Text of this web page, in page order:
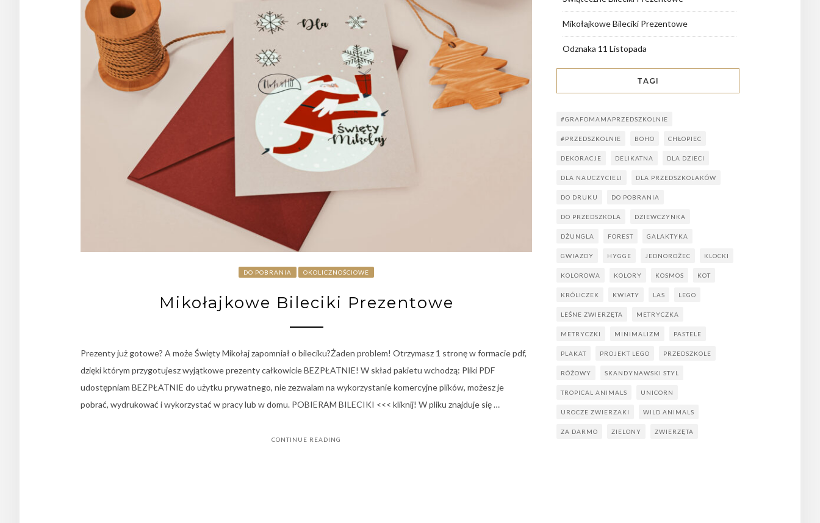
DO POBRANIA OKOLICZNOŚCIOWE
Mikołajkowe Bileciki Prezentowe
Prezenty już gotowe? A może Święty Mikołaj zapomniał o bileciku?Żaden problem! Otrzymasz 1 stronę w formacie pdf,
dzięki którym przygotujesz wyjątkowe prezenty całkowicie BEZPŁATNIE! W skład pakietu wchodzą: Pliki PDF
udostępniam BEZPŁATNIE do użytku prywatnego, nie zezwalam na wykorzystanie komercyjne plików, możesz je
pobrać, wydrukować i wykorzystać w pracy lub w domu. POBIERAM BILECIKI <<< kliknij! W pliku znajduje się …
CONTINUE READING
Mikołajkowe Bileciki Prezentowe
Odznaka 11 Listopada
TAGI
#GRAFOMAMAPRZEDSZKOLNIE
#PRZEDSZKOLNIE BOHO CHŁOPIEC
DEKORACJE DELIKATNA DLA DZIECI
DLA NAUCZYCIELI DLA PRZEDSZKOLAKÓW
DO DRUKU DO POBRANIA
DO PRZEDSZKOLA DZIEWCZYNKA
DŻUNGLA FOREST GALAKTYKA
GWIAZDY HYGGE JEDNOROŻEC KLOCKI
KOLOROWA KOLORY KOSMOS KOT
KRÓLICZEK KWIATY LAS LEGO
LEŚNE ZWIERZĘTA METRYCZKA
METRYCZKI MINIMALIZM PASTELE
PLAKAT PROJEKT LEGO PRZEDSZKOLE
RÓŻOWY SKANDYNAWSKI STYL
TROPICAL ANIMALS UNICORN
UROCZE ZWIERZAKI WILD ANIMALS
ZA DARMO ZIELONY ZWIERZĘTA